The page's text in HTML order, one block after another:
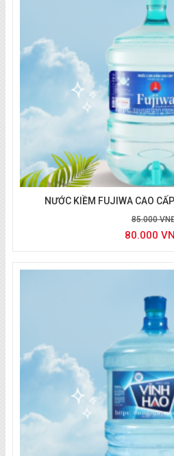
Nước Lavie Giao nhanh
Nước Fujiwa
nhanh
NƯỚC KIỀM FUJIWA CAO
85.000
80.000